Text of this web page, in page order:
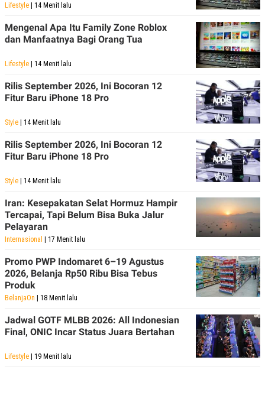
Lifestyle | 14 Menit lalu
Mengenal Apa Itu Family Zone Roblox
dan Manfaatnya Bagi Orang Tua
Lifestyle | 14 Menit lalu
Rilis September 2026, Ini Bocoran 12
Fitur Baru iPhone 18 Pro
Style | 14 Menit lalu
Rilis September 2026, Ini Bocoran 12
Fitur Baru iPhone 18 Pro
Style | 14 Menit lalu
Iran: Kesepakatan Selat Hormuz Hampir
Tercapai, Tapi Belum Bisa Buka Jalur
Pelayaran
Internasional | 17 Menit lalu
Promo PWP Indomaret 6–19 Agustus
2026, Belanja Rp50 Ribu Bisa Tebus
Produk
BelanjaOn | 18 Menit lalu
Jadwal GOTF MLBB 2026: All Indonesian
Final, ONIC Incar Status Juara Bertahan
Lifestyle | 19 Menit lalu